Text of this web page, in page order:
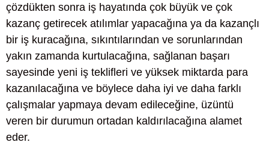
çözdükten sonra iş hayatında çok büyük ve çok
kazanç getirecek atılımlar yapacağına ya da kazançlı
bir iş kuracağına, sıkıntılarından ve sorunlarından
yakın zamanda kurtulacağına, sağlanan başarı
sayesinde yeni iş teklifleri ve yüksek miktarda para
kazanılacağına ve böylece daha iyi ve daha farklı
çalışmalar yapmaya devam edileceğine, üzüntü
veren bir durumun ortadan kaldırılacağına alamet
eder.